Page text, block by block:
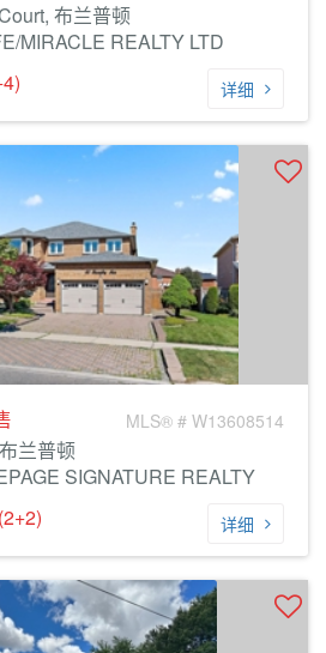
布兰普顿
MIRACLE REALTY LTD
详细
MLS® # W13608514
兰普顿
SIGNATURE REALTY
详细